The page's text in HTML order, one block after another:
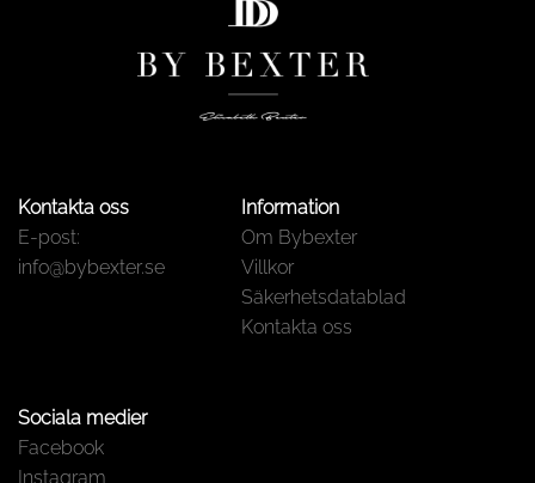
Kontakta oss
E-post:
info@bybexter.se
Information
Om Bybexter
Villkor
Säkerhetsdatablad
Kontakta oss
Sociala medier
Facebook
Instagram